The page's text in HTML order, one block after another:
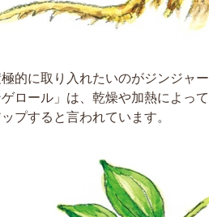
的に取り入れたいのがジンジャ
ロール」は、乾燥や加熱によっ
プすると言われています。